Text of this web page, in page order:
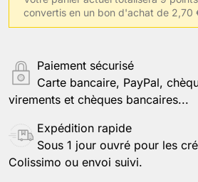
convertis en un bon d'achat de 2,70
Paiement sécurisé
Carte bancaire, PayPal,
virements et chèques bancaires...
Expédition rapide
Sous 1 jour ouvré pour les
Colissimo ou envoi suivi.